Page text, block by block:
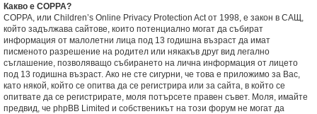
Какво е COPPA?
COPPA, или Children’s Online Privacy Protection Act от 1998, е закон в САЩ,
който задължава сайтове, които потенциално могат да събират
информация от малолетни лица под 13 годишна възраст да имат
писменото разрешение на родител или някакъв друг вид легално
съглашение, позволяващо събирането на лична информация от лицето
под 13 годишна възраст. Ако не сте сигурни, че това е приложимо за Вас,
като някой, който се опитва да се регистрира или за сайта, в който се
опитвате да се регистрирате, моля потърсете правен съвет. Моля, имайте
предвид, че phpBB Limited и собственикът на този форум не могат да